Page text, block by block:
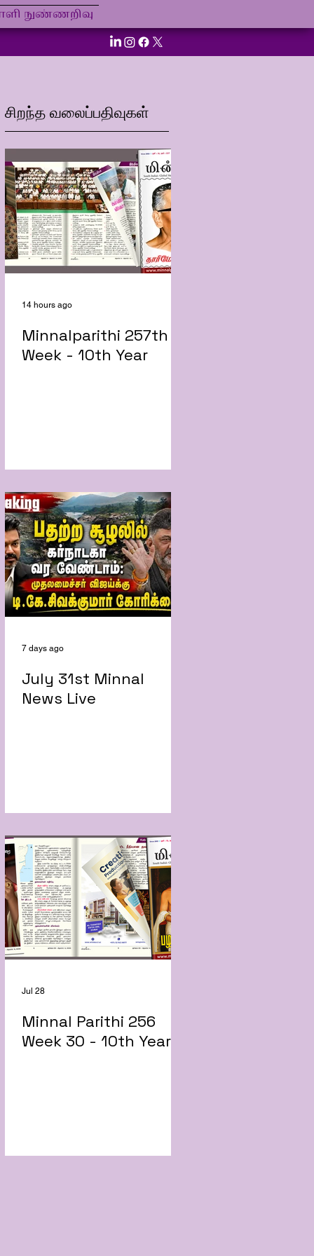
நுண்ணறிவு
சிறந்த வலைப்பதிவுகள்
Minnalparithi 257th
Week - 10th Year
14 hours ago
July 31st Minnal
News Live
7 days ago
Minnal Parithi 256
Week 30 - 10th Year
Jul 28